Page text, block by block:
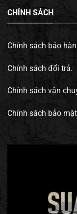
CHÍNH SÁCH
Chính sách bảo
Chính sách đổi trả.
Chính sách vận
Chính sách bảo